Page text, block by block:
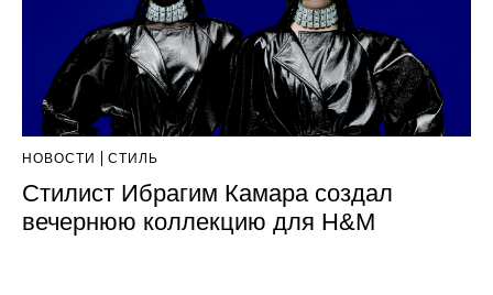
НОВОСТИ СТИЛЬ
Стилист Ибрагим Камара создал
вечернюю коллекцию для H&M